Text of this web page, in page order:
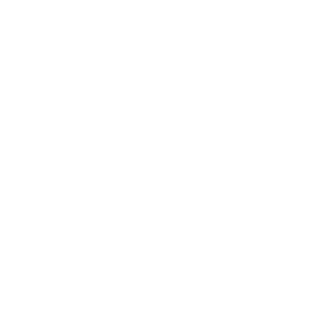
графов Дракула-Карди
1557 оценок